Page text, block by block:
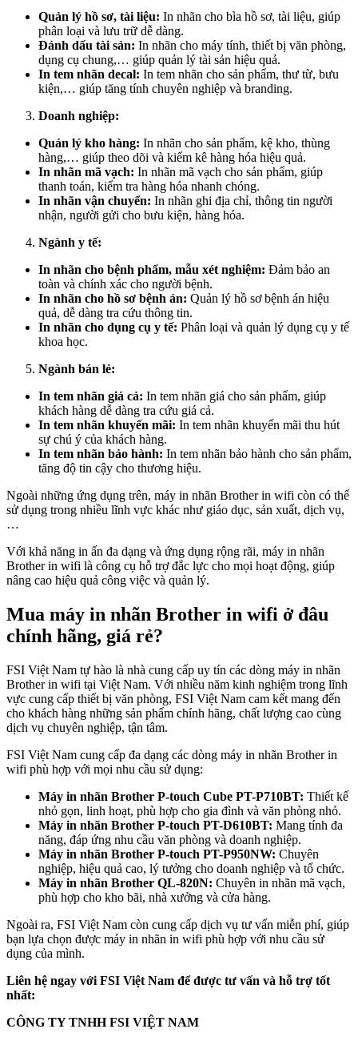
Quản lý hồ sơ, tài liệu: In nhãn cho bìa hồ sơ, tài liệu, giúp
phân loại và lưu trữ dễ dàng.
Đánh dấu tài sản: In nhãn cho máy tính, thiết bị văn phòng,
dụng cụ chung,… giúp quản lý tài sản hiệu quả.
In tem nhãn decal: In tem nhãn cho sản phẩm, thư từ, bưu
kiện,… giúp tăng tính chuyên nghiệp và branding.
Doanh nghiệp:
Quản lý kho hàng: In nhãn cho sản phẩm, kệ kho, thùng
hàng,… giúp theo dõi và kiểm kê hàng hóa hiệu quả.
In nhãn mã vạch: In nhãn mã vạch cho sản phẩm, giúp
thanh toán, kiểm tra hàng hóa nhanh chóng.
In nhãn vận chuyển: In nhãn ghi địa chỉ, thông tin người
nhận, người gửi cho bưu kiện, hàng hóa.
Ngành y tế:
In nhãn cho bệnh phẩm, mẫu xét nghiệm: Đảm bảo an
toàn và chính xác cho người bệnh.
In nhãn cho hồ sơ bệnh án: Quản lý hồ sơ bệnh án hiệu
quả, dễ dàng tra cứu thông tin.
In nhãn cho dụng cụ y tế: Phân loại và quản lý dụng cụ y tế
khoa học.
Ngành bán lẻ:
In tem nhãn giá cả: In tem nhãn giá cho sản phẩm, giúp
khách hàng dễ dàng tra cứu giá cả.
In tem nhãn khuyến mãi: In tem nhãn khuyến mãi thu hút
sự chú ý của khách hàng.
In tem nhãn bảo hành: In tem nhãn bảo hành cho sản phẩm,
tăng độ tin cậy cho thương hiệu.
Ngoài những ứng dụng trên, máy in nhãn Brother in wifi còn có thể
sử dụng trong nhiều lĩnh vực khác như giáo dục, sản xuất, dịch vụ,
…
Với khả năng in ấn đa dạng và ứng dụng rộng rãi, máy in nhãn
Brother in wifi là công cụ hỗ trợ đắc lực cho mọi hoạt động, giúp
nâng cao hiệu quả công việc và quản lý.
Mua máy in nhãn Brother in wifi ở đâu
chính hãng, giá rẻ?
FSI Việt Nam tự hào là nhà cung cấp uy tín các dòng máy in nhãn
Brother in wifi tại Việt Nam. Với nhiều năm kinh nghiệm trong lĩnh
vực cung cấp thiết bị văn phòng, FSI Việt Nam cam kết mang đến
cho khách hàng những sản phẩm chính hãng, chất lượng cao cùng
dịch vụ chuyên nghiệp, tận tâm.
FSI Việt Nam cung cấp đa dạng các dòng máy in nhãn Brother in
wifi phù hợp với mọi nhu cầu sử dụng:
Máy in nhãn Brother P-touch Cube PT-P710BT: Thiết kế
nhỏ gọn, linh hoạt, phù hợp cho gia đình và văn phòng nhỏ.
Máy in nhãn Brother P-touch PT-D610BT: Mang tính đa
năng, đáp ứng nhu cầu văn phòng và doanh nghiệp.
Máy in nhãn Brother P-touch PT-P950NW: Chuyên
nghiệp, hiệu quả cao, lý tưởng cho doanh nghiệp và tổ chức.
Máy in nhãn Brother QL-820N: Chuyên in nhãn mã vạch,
phù hợp cho kho bãi, nhà xưởng và cửa hàng.
Ngoài ra, FSI Việt Nam còn cung cấp dịch vụ tư vấn miễn phí, giúp
bạn lựa chọn được máy in nhãn in wifi phù hợp với nhu cầu sử
dụng của mình.
Liên hệ ngay với FSI Việt Nam để được tư vấn và hỗ trợ tốt
nhất:
CÔNG TY TNHH FSI VIỆT NAM